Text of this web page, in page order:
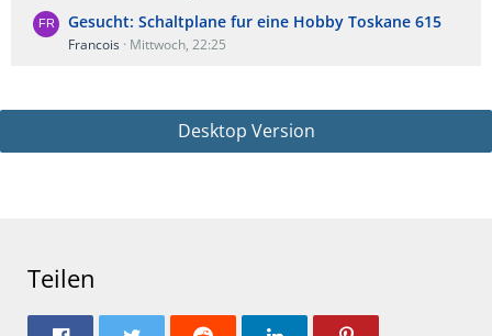
Gesucht: Schaltplane fur eine Hobby Toskane 615
Francois Mittwoch, 22:25
Desktop Version
Teilen